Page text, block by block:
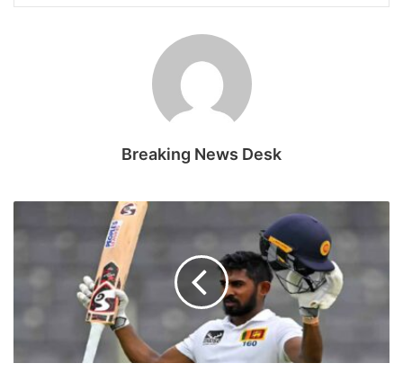
Breaking News Desk